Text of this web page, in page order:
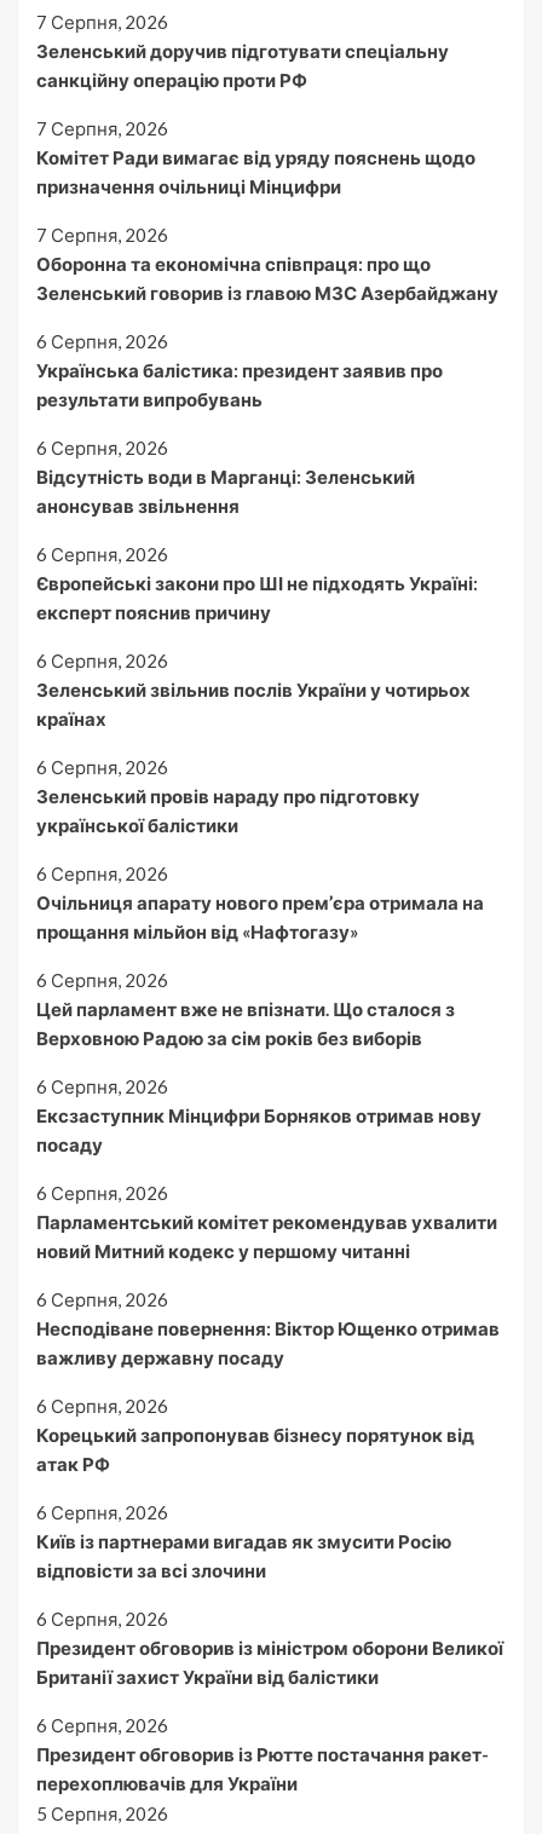
7 Серпня, 2026
Зеленський доручив підготувати спеціальну
санкційну операцію проти РФ
7 Серпня, 2026
Комітет Ради вимагає від уряду пояснень щодо
призначення очільниці Мінцифри
7 Серпня, 2026
Оборонна та економічна співпраця: про що
Зеленський говорив із главою МЗС Азербайджану
6 Серпня, 2026
Українська балістика: президент заявив про
результати випробувань
6 Серпня, 2026
Відсутність води в Марганці: Зеленський
анонсував звільнення
6 Серпня, 2026
Європейські закони про ШІ не підходять Україні:
експерт пояснив причину
6 Серпня, 2026
Зеленський звільнив послів України у чотирьох
країнах
6 Серпня, 2026
Зеленський провів нараду про підготовку
української балістики
6 Серпня, 2026
Очільниця апарату нового прем’єра отримала на
прощання мільйон від «Нафтогазу»
6 Серпня, 2026
Цей парламент вже не впізнати. Що сталося з
Верховною Радою за сім років без виборів
6 Серпня, 2026
Ексзаступник Мінцифри Борняков отримав нову
посаду
6 Серпня, 2026
Парламентський комітет рекомендував ухвалити
новий Митний кодекс у першому читанні
6 Серпня, 2026
Несподіване повернення: Віктор Ющенко отримав
важливу державну посаду
6 Серпня, 2026
Корецький запропонував бізнесу порятунок від
атак РФ
6 Серпня, 2026
Київ із партнерами вигадав як змусити Росію
відповісти за всі злочини
6 Серпня, 2026
Президент обговорив із міністром оборони Великої
Британії захист України від балістики
6 Серпня, 2026
Президент обговорив із Рютте постачання ракет-
перехоплювачів для України
5 Серпня, 2026